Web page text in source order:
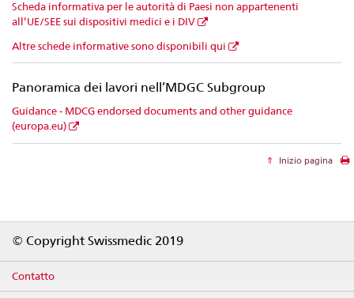
Scheda informativa per le autorità di Paesi non appartenenti
all’UE/SEE sui dispositivi medici e i DIV
Altre schede informative sono disponibili qui
Panoramica dei lavori nell’MDGC Subgroup
Guidance - MDCG endorsed documents and other guidance
(europa.eu)
Inizio pagina
© Copyright Swissmedic 2019
Contatto